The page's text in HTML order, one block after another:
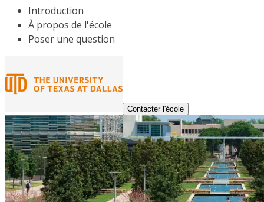
Introduction
À propos de l'école
Poser une question
Contacter l'école